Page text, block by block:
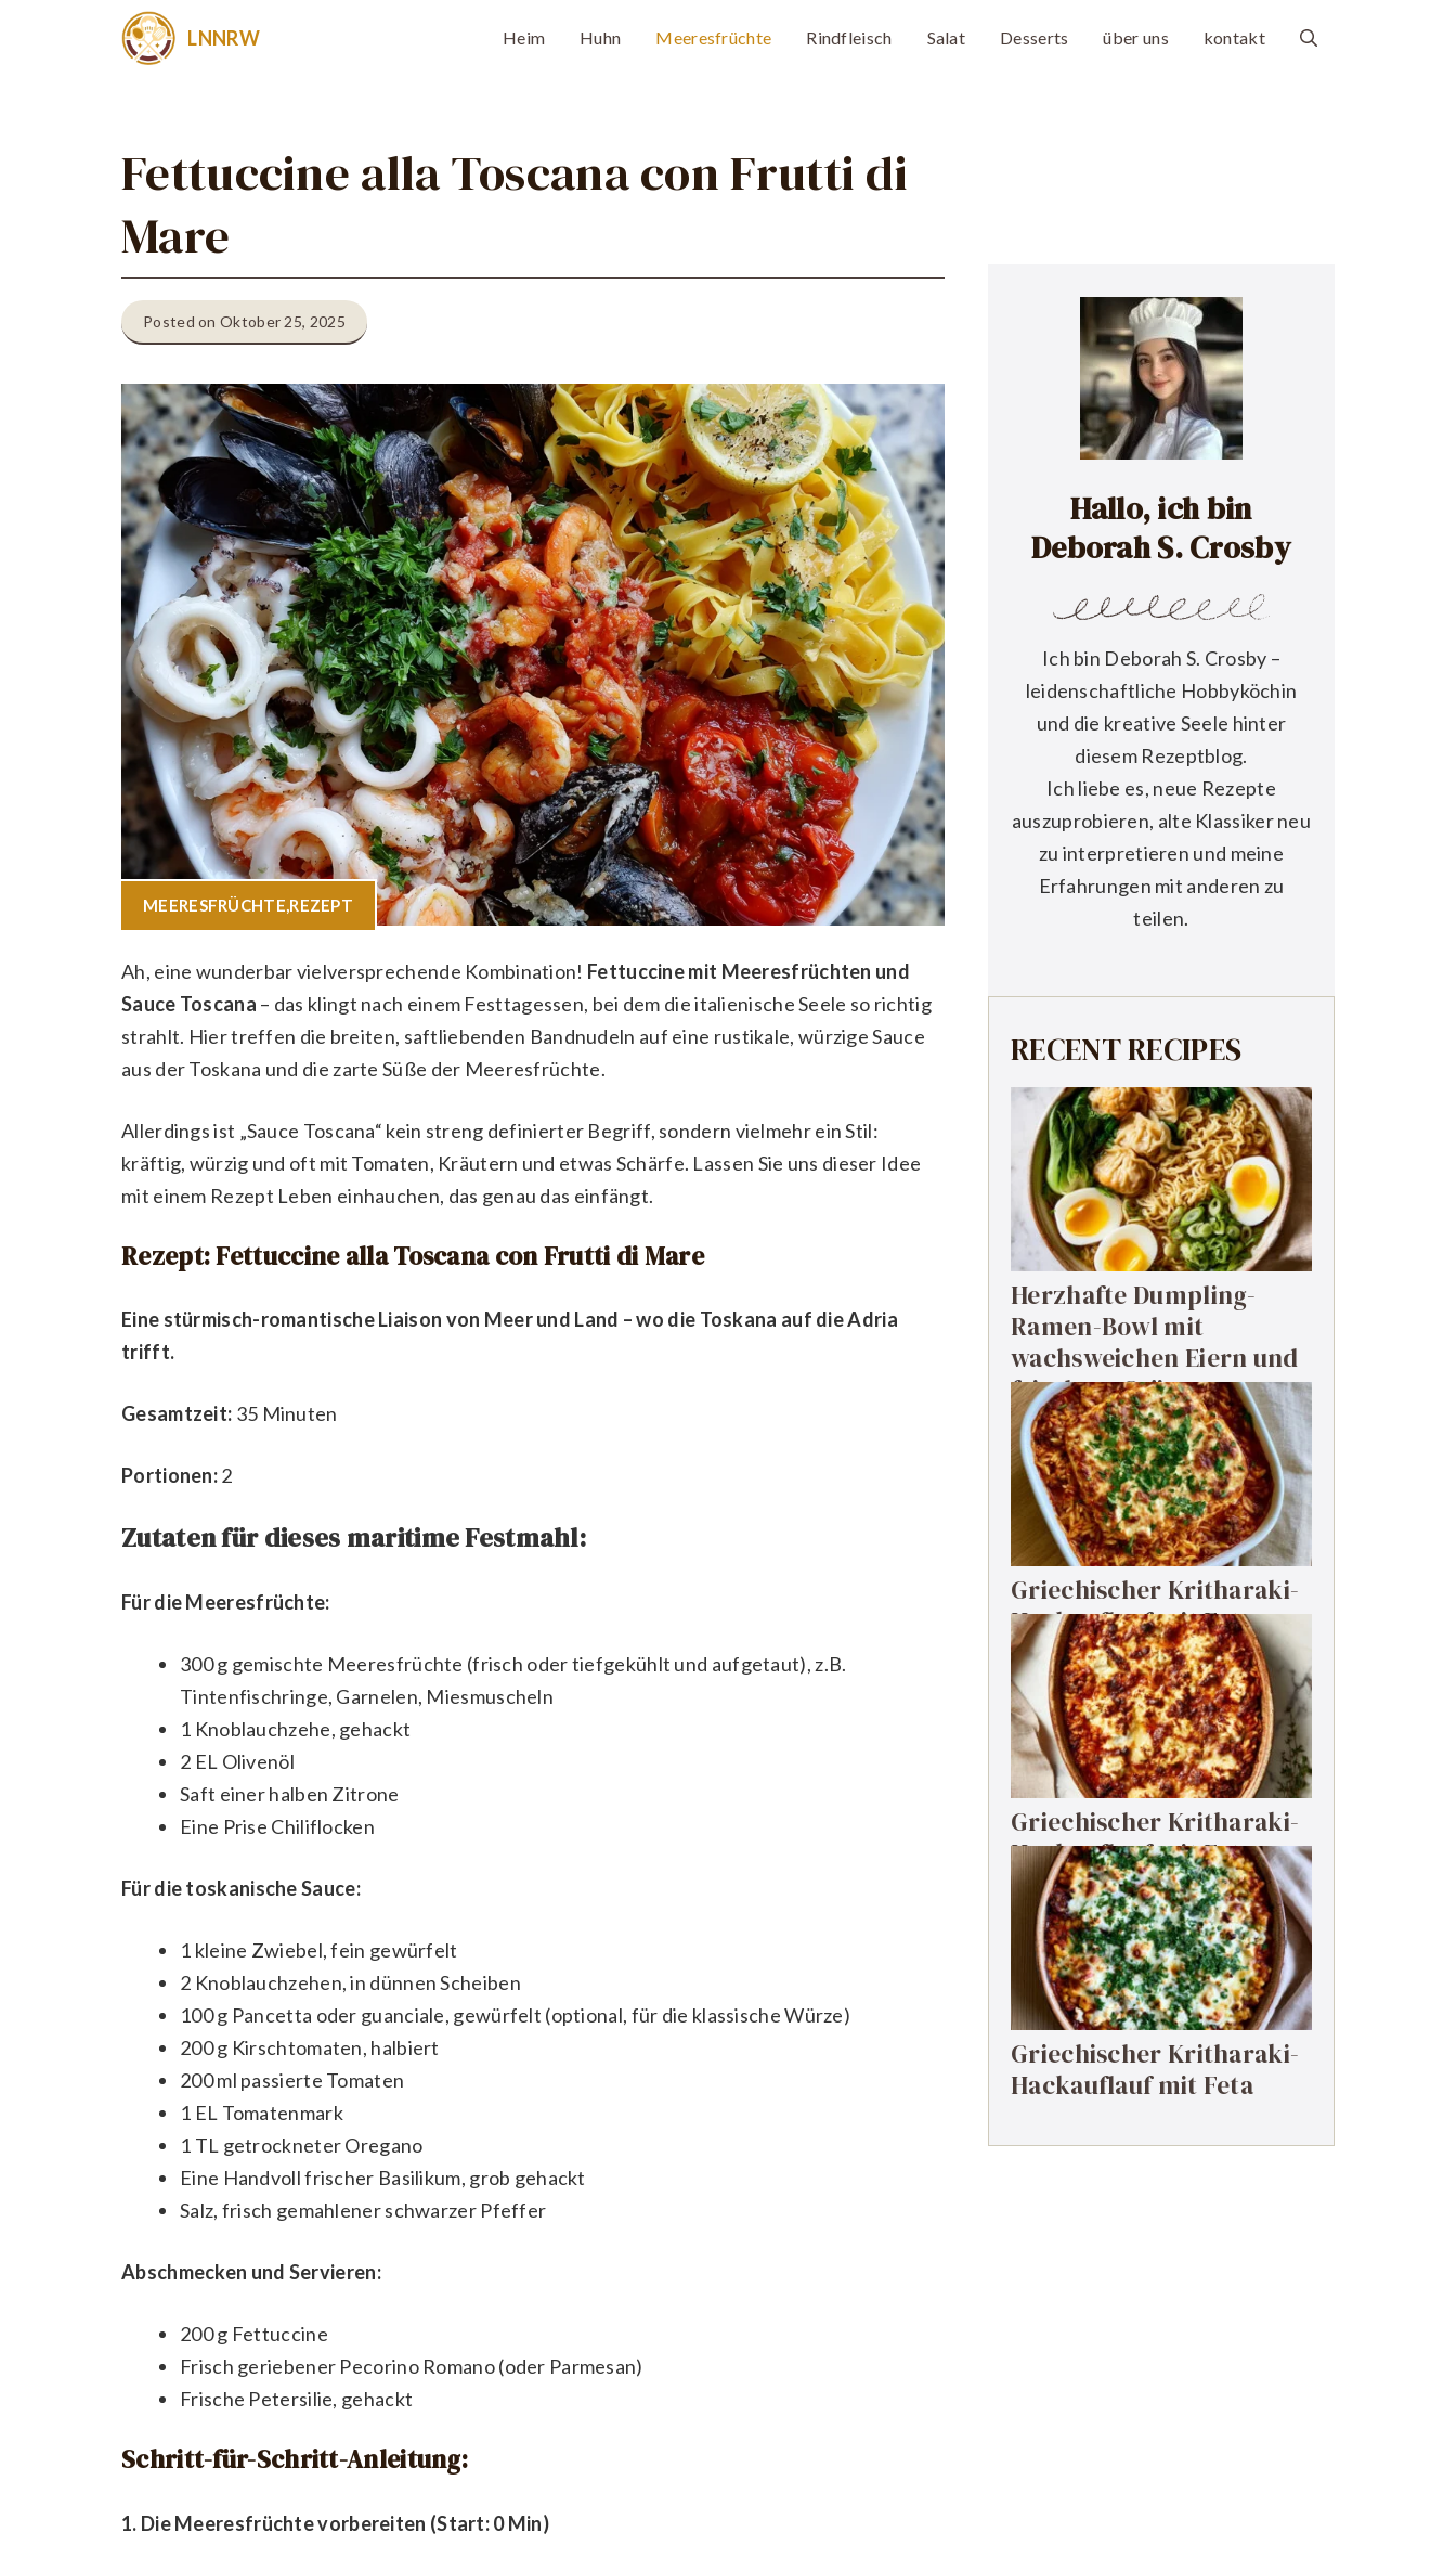
LNNRW Heim Huhn Meeresfrüchte Rindfleisch Salat Desserts über uns kontakt
Fettuccine alla Toscana con Frutti di
Mare
Posted on Oktober 25, 2025
MEERESFRÜCHTE,REZEPT
Ah, eine wunderbar vielversprechende Kombination! Fettuccine mit Meeresfrüchten und
Sauce Toscana – das klingt nach einem Festtagessen, bei dem die italienische Seele so richtig
strahlt. Hier treffen die breiten, saftliebenden Bandnudeln auf eine rustikale, würzige Sauce
aus der Toskana und die zarte Süße der Meeresfrüchte.
Allerdings ist „Sauce Toscana“ kein streng definierter Begriff, sondern vielmehr ein Stil:
kräftig, würzig und oft mit Tomaten, Kräutern und etwas Schärfe. Lassen Sie uns dieser Idee
mit einem Rezept Leben einhauchen, das genau das einfängt.
Rezept: Fettuccine alla Toscana con Frutti di Mare
Eine stürmisch-romantische Liaison von Meer und Land – wo die Toskana auf die Adria
trifft.
Gesamtzeit: 35 Minuten
Portionen:2
Zutaten für dieses maritime Festmahl:
Für die Meeresfrüchte:
300 g gemischte Meeresfrüchte (frisch oder tiefgekühlt und aufgetaut), z.B.
Tintenfischringe, Garnelen, Miesmuscheln
1 Knoblauchzehe, gehackt
2 EL Olivenöl
Saft einer halben Zitrone
Eine Prise Chiliflocken
Für die toskanische Sauce:
1 kleine Zwiebel, fein gewürfelt
2 Knoblauchzehen, in dünnen Scheiben
100 g Pancetta oder guanciale, gewürfelt (optional, für die klassische Würze)
200 g Kirschtomaten, halbiert
200 ml passierte Tomaten
1 EL Tomatenmark
1 TL getrockneter Oregano
Eine Handvoll frischer Basilikum, grob gehackt
Salz, frisch gemahlener schwarzer Pfeffer
Abschmecken und Servieren:
200 g Fettuccine
Frisch geriebener Pecorino Romano (oder Parmesan)
Frische Petersilie, gehackt
Schritt-für-Schritt-Anleitung:
1. Die Meeresfrüchte vorbereiten (Start: 0 Min)
Hallo, ich bin
Deborah S. Crosby
Ich bin Deborah S. Crosby –
leidenschaftliche Hobbyköchin
und die kreative Seele hinter
diesem Rezeptblog.
Ich liebe es, neue Rezepte
auszuprobieren, alte Klassiker neu
zu interpretieren und meine
Erfahrungen mit anderen zu
teilen.
RECENT RECIPES
Herzhafte Dumpling-
Ramen-Bowl mit
wachsweichen Eiern und
frischem Grün
Griechischer Kritharaki-
Hackauflauf mit Feta
Griechischer Kritharaki-
Hackauflauf mit Feta
Griechischer Kritharaki-
Hackauflauf mit Feta